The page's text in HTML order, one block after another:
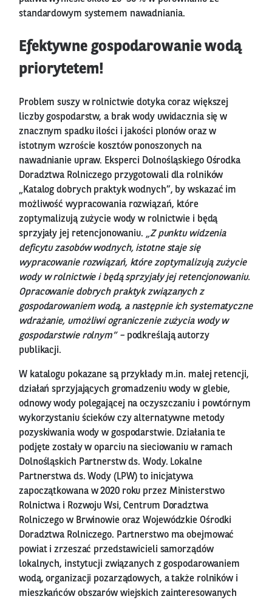
standardowym systemem nawadniania.
Efektywne gospodarowanie wodą
priorytetem!
Problem suszy w rolnictwie dotyka coraz większej
liczby gospodarstw, a brak wody uwidacznia się w
znacznym spadku ilości i jakości plonów oraz w
istotnym wzroście kosztów ponoszonych na
nawadnianie upraw. Eksperci Dolnośląskiego Ośrodka
Doradztwa Rolniczego przygotowali dla rolników
„Katalog dobrych praktyk wodnych”, by wskazać im
możliwość wypracowania rozwiązań, które
zoptymalizują zużycie wody w rolnictwie i będą
sprzyjały jej retencjonowaniu. „Z punktu widzenia
deficytu zasobów wodnych, istotne staje się
wypracowanie rozwiązań, które zoptymalizują zużycie
wody w rolnictwie i będą sprzyjały jej retencjonowaniu.
Opracowanie dobrych praktyk związanych z
gospodarowaniem wodą, a następnie ich systematyczne
wdrażanie, umożliwi ograniczenie zużycia wody w
gospodarstwie rolnym” –podkreślają autorzy
publikacji.
W katalogu pokazane są przykłady m.in. małej retencji,
działań sprzyjających gromadzeniu wody w glebie,
odnowy wody polegającej na oczyszczaniu i powtórnym
wykorzystaniu ścieków czy alternatywne metody
pozyskiwania wody w gospodarstwie. Działania te
podjęte zostały w oparciu na sieciowaniu w ramach
Dolnośląskich Partnerstw ds. Wody. Lokalne
Partnerstwa ds. Wody (LPW) to inicjatywa
zapoczątkowana w 2020 roku przez Ministerstwo
Rolnictwa i Rozwoju Wsi, Centrum Doradztwa
Rolniczego w Brwinowie oraz Wojewódzkie Ośrodki
Doradztwa Rolniczego. Partnerstwo ma obejmować
powiat i zrzeszać przedstawicieli samorządów
lokalnych, instytucji związanych z gospodarowaniem
wodą, organizacji pozarządowych, a także rolników i
mieszkańców obszarów wiejskich zainteresowanych